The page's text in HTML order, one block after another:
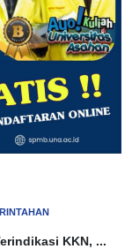
KKN, ...